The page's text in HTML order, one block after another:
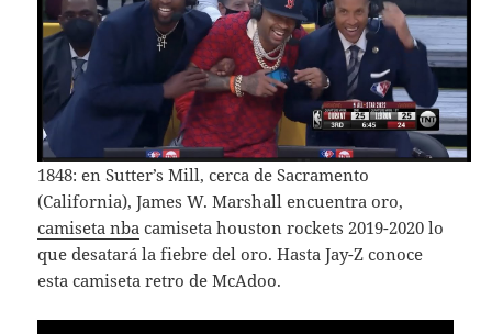
1848: en Sutter’s Mill, cerca de Sacramento
(California), James W. Marshall encuentra oro,
camiseta nba camiseta houston rockets 2019-2020 lo
que desatará la fiebre del oro. Hasta Jay-Z conoce
esta camiseta retro de McAdoo.